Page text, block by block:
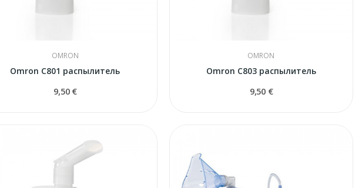
OMRON
Omron C801 распылитель
9,50 €
OMRON
Omron C803 распылитель
9,50 €